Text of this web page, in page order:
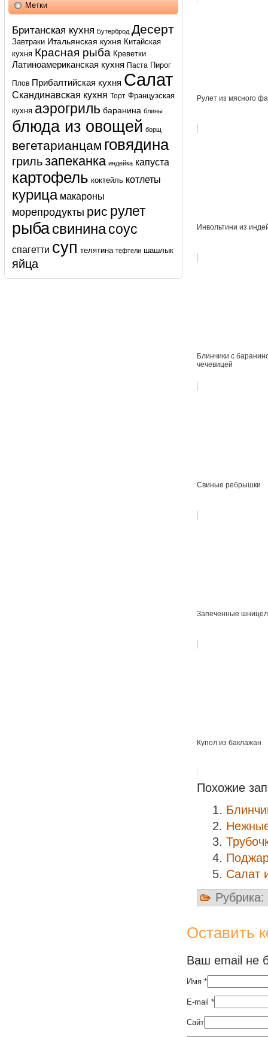
Метки
Британская кухня Бутерброд Десерт
Завтраки Итальянская кухня Китайская
кухня Красная рыба Креветки
Латиноамериканская кухня Паста Пирог
Плов Прибалтийская кухня Салат
Скандинавская кухня Торт Французская
кухня аэрогриль баранина блины
блюда из овощей борщ
вегетарианцам говядина
грильзапеканка индейка капуста
картофель коктейль котлеты
курица макароны
морепродукты рис рулет
рыбасвининасоус
спагетти суп телятина тефтели шашлык
яйца
Рулет из мясного
Инвольтини из
Блинчики с
чечевицей
Свиные ребрышки
Запеченные
Купол из баклажан
Похожие
Салат
Рубрика:
Оставить
Ваш email не
Имя *
E-mail *
Сайт